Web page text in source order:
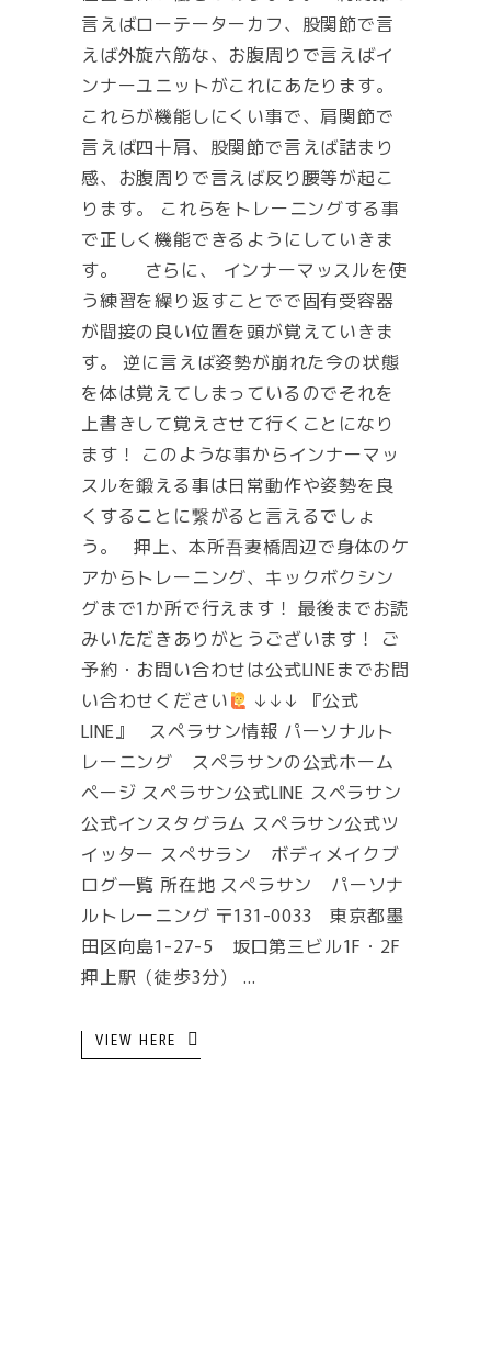
言えばローテーターカフ、股関節で言
えば外旋六筋な、お腹周りで言えばイ
ンナーユニットがこれにあたります。
これらが機能しにくい事で、肩関節で
言えば四十肩、股関節で言えば詰まり
感、お腹周りで言えば反り腰等が起こ
ります。 これらをトレーニングする事
で正しく機能できるようにしていきま
す。 さらに、 インナーマッスルを使
う練習を繰り返すことでで固有受容器
が間接の良い位置を頭が覚えていきま
す。 逆に言えば姿勢が崩れた今の状態
を体は覚えてしまっているのでそれを
上書きして覚えさせて行くことになり
ます！ このような事からインナーマッ
スルを鍛える事は日常動作や姿勢を良
くすることに繋がると言えるでしょ
う。 押上、本所吾妻橋周辺で身体のケ
アからトレーニング、キックボクシン
グまで1か所で行えます！ 最後までお読
みいただきありがとうございます！ ご
予約・お問い合わせは公式LINEまでお問
い合わせください
↓↓↓ 『公式
LINE』 スペラサン情報 パーソナルト
レーニング スペラサンの公式ホーム
ページ スペラサン公式LINE スペラサン
公式インスタグラム スペラサン公式ツ
イッター スぺサラン ボディメイクブ
ログ一覧 所在地 スぺラサン パーソナ
ルトレーニング 〒131-0033 東京都墨
田区向島1-27-5 坂口第三ビル1F・2F
押上駅（徒歩3分）
VIEW HERE